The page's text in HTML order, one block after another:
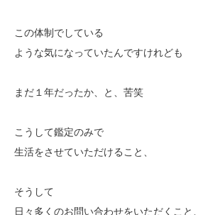
この体制でしている
ような気になっていたんですけれども
まだ１年だったか、と、苦笑
こうして鑑定のみで
生活をさせていただけること、
そうして
日々多くのお問い合わせをいただくこと、